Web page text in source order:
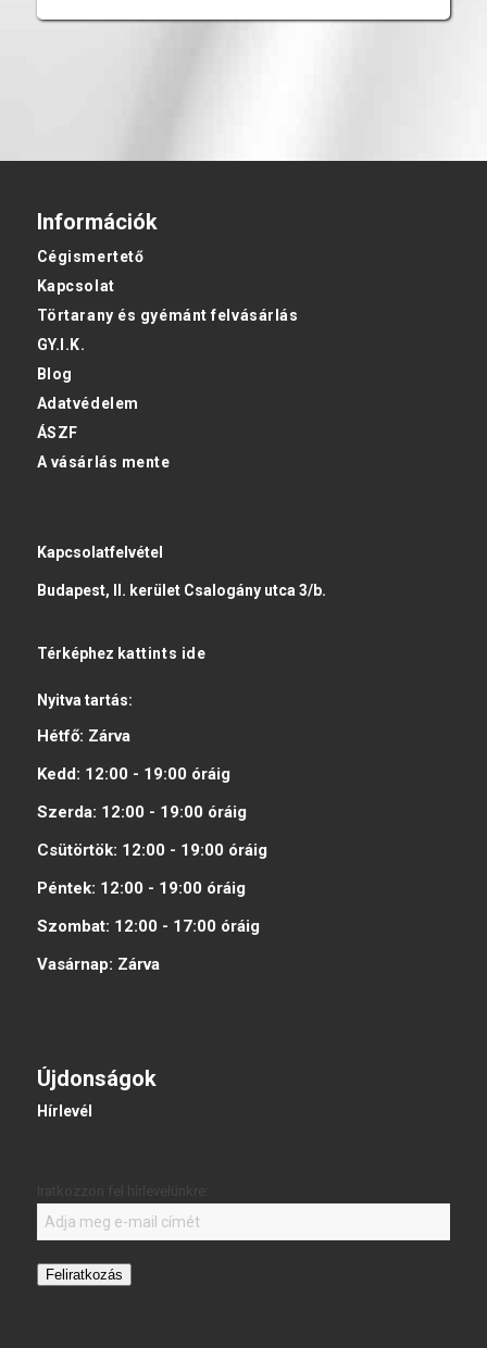
Információk
Cégismertető
Kapcsolat
Törtarany és gyémánt felvásárlás
GY.I.K.
Blog
Adatvédelem
ÁSZF
A vásárlás mente
Kapcsolatfelvétel
Budapest, II. kerület Csalogány utca 3/b.
Térképhez kattints ide
Nyitva tartás:
Hétfő: Zárva
Kedd: 12:00 - 19:00 óráig
Szerda: 12:00 - 19:00 óráig
Csütörtök: 12:00 - 19:00 óráig
Péntek: 12:00 - 19:00 óráig
Szombat: 12:00 - 17:00 óráig
Vasárnap: Zárva
Újdonságok
Hírlevél
Feliratkozás